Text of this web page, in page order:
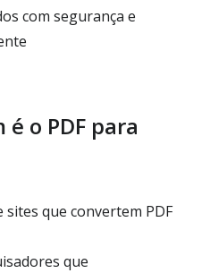
com segurança e
o PDF para
sites que convertem PDF
que